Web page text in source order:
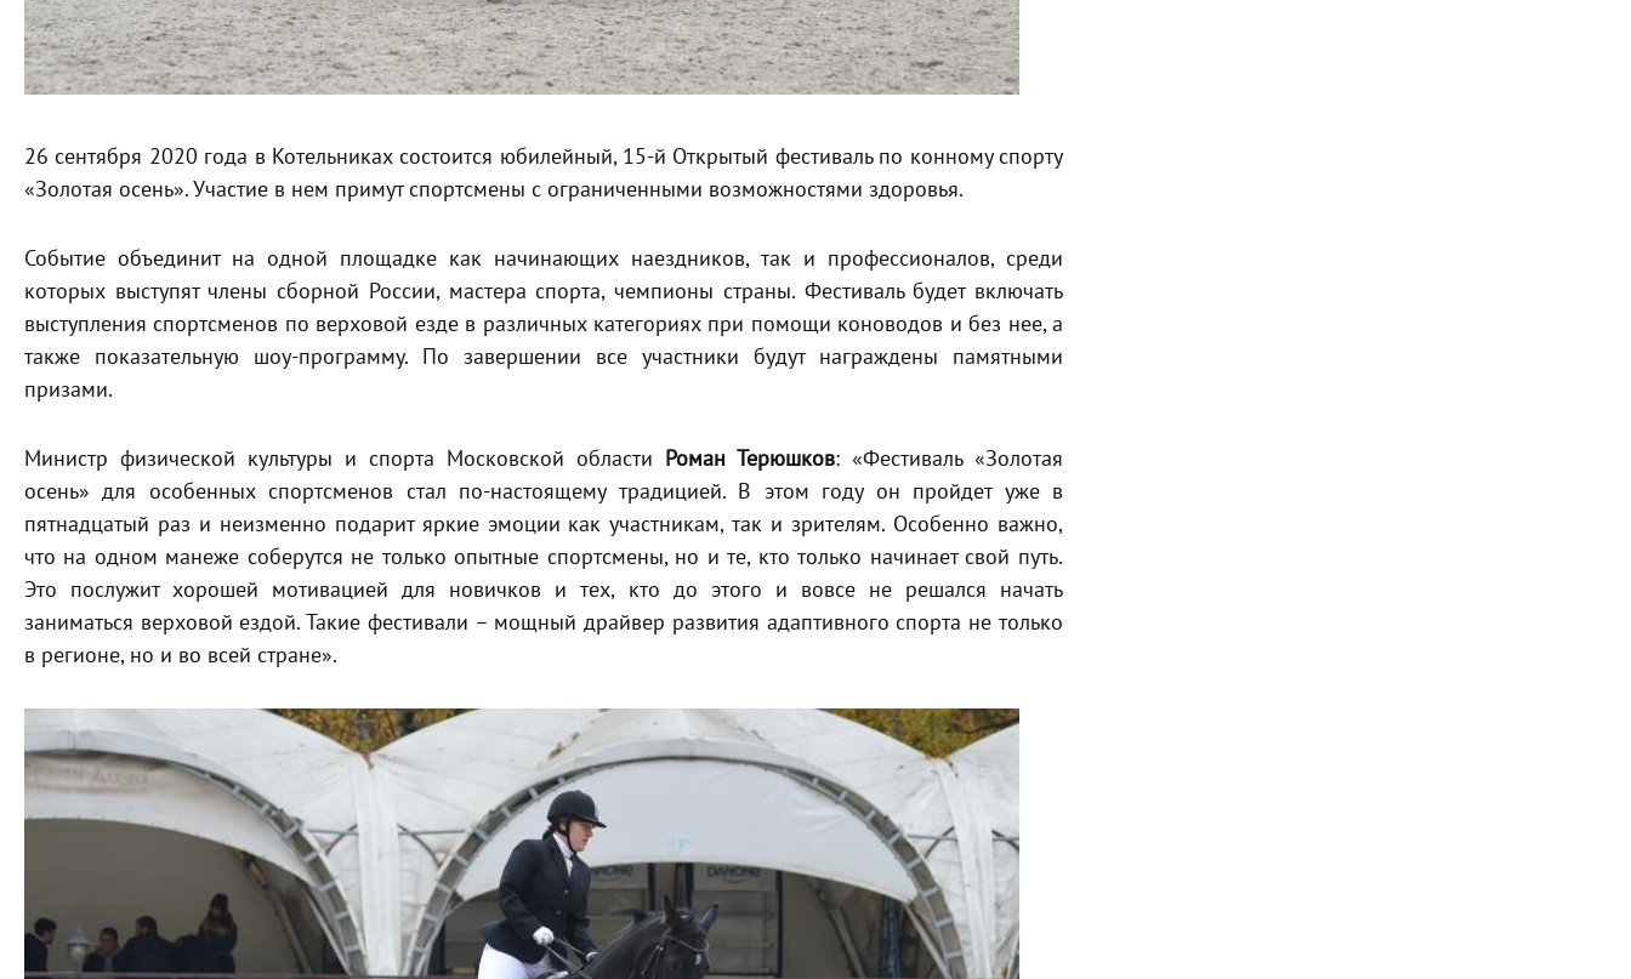
26 сентября 2020 года в Котельниках состоится юбилейный, 15-й Открытый фестиваль по конному спорту
«Золотая осень». Участие в нем примут спортсмены с ограниченными возможностями здоровья.
Событие объединит на одной площадке как начинающих наездников, так и профессионалов, среди
которых выступят члены сборной России, мастера спорта, чемпионы страны. Фестиваль будет включать
выступления спортсменов по верховой езде в различных категориях при помощи коноводов и без нее, а
также показательную шоу-программу. По завершении все участники будут награждены памятными
призами.
Министр физической культуры и спорта Московской области Роман Терюшков: «Фестиваль «Золотая
осень» для особенных спортсменов стал по-настоящему традицией. В этом году он пройдет уже в
пятнадцатый раз и неизменно подарит яркие эмоции как участникам, так и зрителям. Особенно важно,
что на одном манеже соберутся не только опытные спортсмены, но и те, кто только начинает свой путь.
Это послужит хорошей мотивацией для новичков и тех, кто до этого и вовсе не решался начать
заниматься верховой ездой. Такие фестивали – мощный драйвер развития адаптивного спорта не только
в регионе, но и во всей стране».